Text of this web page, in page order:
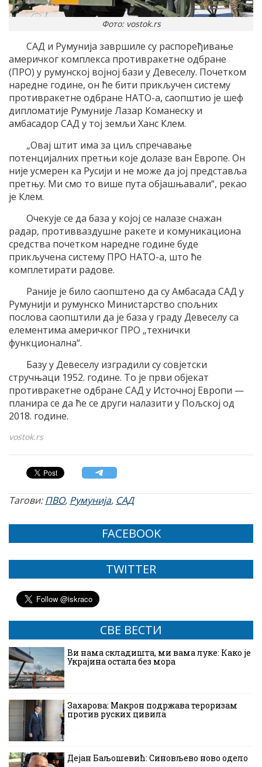
Фото: vostok.rs
САД и Румунија завршиле су распоређивање
америчког комплекса противракетне одбране
(ПРО) у румунској војној бази у Девеселу. Почетком
наредне године, он ће бити прикључен систему
противракетне одбране НАТО-а, саопштио је шеф
дипломатије Румуније Лазар Команеску и
амбасадор САД у тој земљи Ханс Клем.
„Овај штит има за циљ спречавање
потенцијалних претњи које долазе ван Европе. Он
није усмерен ка Русији и не може да јој представља
претњу. Ми смо то више пута објашњавали“, рекао
је Клем.
Очекује се да база у којој се налазе снажан
радар, противваздушне ракете и комуникациона
средства почетком наредне године буде
прикључена систему ПРО НАТО-а, што ће
комплетирати радове.
Раније је било саопштено да су Амбасада САД у
Румунији и румунско Министарство спољних
послова саопштили да је база у граду Девеселу са
елементима америчког ПРО „технички
функционална“.
Базу у Девеселу изградили су совјетски
стручњаци 1952. године. То је први објекат
противракетне одбране САД у Источној Европи —
планира се да ће се други налазити у Пољској од
2018. године.
vostok.rs
Тагови:ПВО, Румунија, САД
FACEBOOK
TWITTER
СВЕ ВЕСТИ
Ви нама складишта, ми вама луке: Како је
Украјина остала без мора
Захарова: Макрон подржава тероризам
против руских цивила
Дејан Баљошевић: Синовљево ново одело